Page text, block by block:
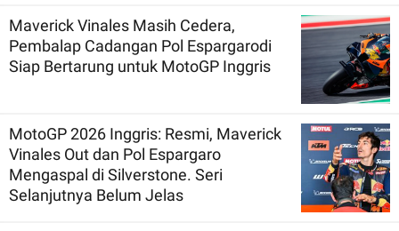
Maverick Vinales Masih Cedera,
Pembalap Cadangan Pol Espargarodi
Siap Bertarung untuk MotoGP Inggris
MotoGP 2026 Inggris: Resmi, Maverick
Vinales Out dan Pol Espargaro
Mengaspal di Silverstone. Seri
Selanjutnya Belum Jelas